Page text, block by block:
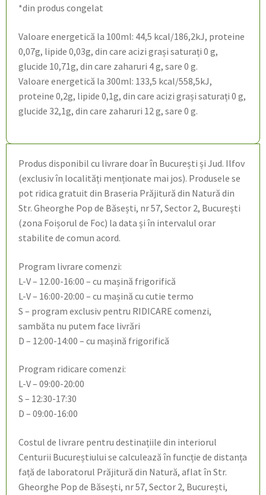
*din produs congelat
Valoare energetică la 100ml: 44,5 kcal/186,2kJ, proteine
0,07g, lipide 0,03g, din care acizi grași saturați 0 g,
glucide 10,71g, din care zaharuri 4 g, sare 0 g.
Valoare energetică la 300ml: 133,5 kcal/558,5kJ,
proteine 0,2g, lipide 0,1g, din care acizi grași saturați 0 g,
glucide 32,1g, din care zaharuri 12 g, sare 0 g.
Produs disponibil cu livrare doar în București și Jud. Ilfov
(exclusiv în localități menționate mai jos). Produsele se
pot ridica gratuit din Braseria Prăjitură din Natură din
Str. Gheorghe Pop de Băsești, nr 57, Sector 2, București
(zona Foișorul de Foc) la data și în intervalul orar
stabilite de comun acord.
Program livrare comenzi:
L-V – 12.00-16:00 – cu mașină frigorifică
L-V – 16:00-20:00 – cu mașină cu cutie termo
S – program exclusiv pentru RIDICARE comenzi,
sambăta nu putem face livrări
D – 12:00-14:00 – cu mașină frigorifică
Program ridicare comenzi:
L-V – 09:00-20:00
S – 12:30-17:30
D – 09:00-16:00
Costul de livrare pentru destinațiile din interiorul
Centurii Bucureștiului se calculează în funcție de distanța
față de laboratorul Prăjitură din Natură, aflat în Str.
Gheorghe Pop de Băsești, nr 57, Sector 2, București,